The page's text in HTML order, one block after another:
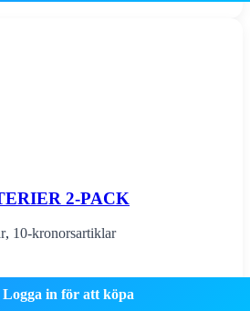
2-PACK
, 10-kronorsartiklar
Logga in för att köpa